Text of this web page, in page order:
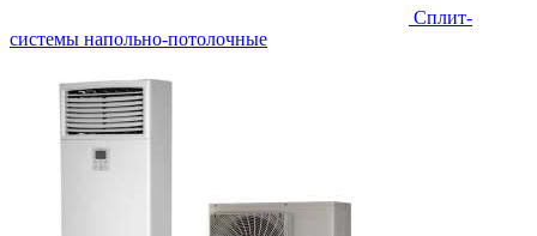
Сплит-
системы напольно-потолочные